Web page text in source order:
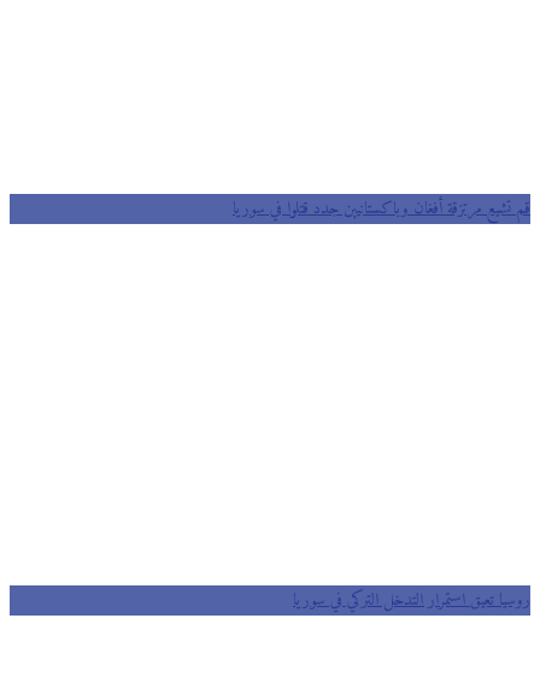
قم تشيع مرتزقة أفغان وباكستانيين جدد قتلوا في سوريا
روسيا تعيق استمرار التدخل التركي في سوريا